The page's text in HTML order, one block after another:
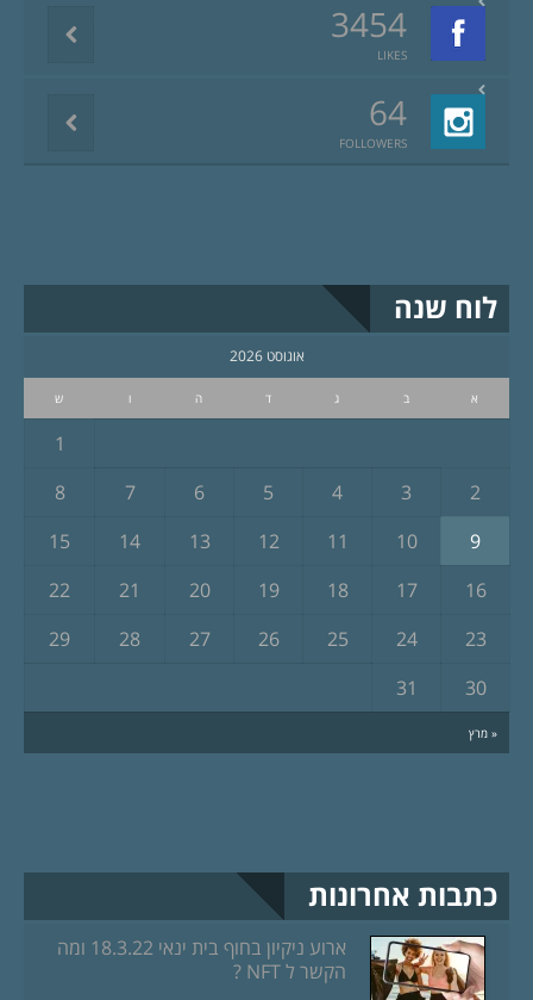
3454
LIKES
64
FOLLOWERS
לוח שנה
אוגוסט 2026
א ב ג ד ה ו ש
« מרץ
1
2
3
4
5
6
7
8
9
10
11
12
13
14
15
16
17
18
19
20
21
22
23
24
25
26
27
28
29
30
31
כתבות אחרונות
ארוע ניקיון בחוף בית ינאי 18.3.22 ומה
הקשר ל NFT ?